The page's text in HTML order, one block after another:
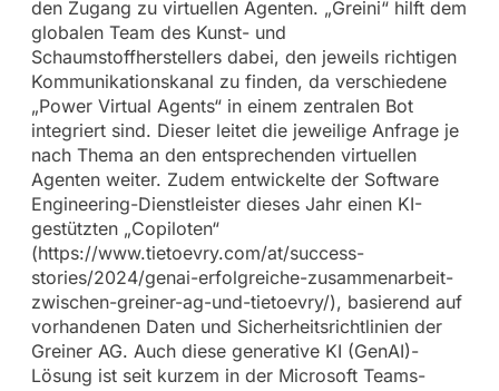
den Zugang zu virtuellen Agenten. „Greini“ hilft dem
globalen Team des Kunst- und
Schaumstoffherstellers dabei, den jeweils richtigen
Kommunikationskanal zu finden, da verschiedene
„Power Virtual Agents“ in einem zentralen Bot
integriert sind. Dieser leitet die jeweilige Anfrage je
nach Thema an den entsprechenden virtuellen
Agenten weiter. Zudem entwickelte der Software
Engineering-Dienstleister dieses Jahr einen KI-
gestützten „Copiloten“
(https://www.tietoevry.com/at/success-
stories/2024/genai-erfolgreiche-zusammenarbeit-
zwischen-greiner-ag-und-tietoevry/), basierend auf
vorhandenen Daten und Sicherheitsrichtlinien der
Greiner AG. Auch diese generative KI (GenAI)-
Lösung ist seit kurzem in der Microsoft Teams-